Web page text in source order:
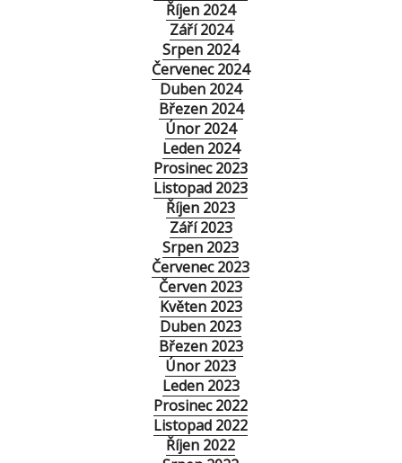
Říjen 2024
Září 2024
Srpen 2024
Červenec 2024
Duben 2024
Březen 2024
Únor 2024
Leden 2024
Prosinec 2023
Listopad 2023
Říjen 2023
Září 2023
Srpen 2023
Červenec 2023
Červen 2023
Květen 2023
Duben 2023
Březen 2023
Únor 2023
Leden 2023
Prosinec 2022
Listopad 2022
Říjen 2022